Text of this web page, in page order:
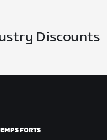
Discounts
FORTS